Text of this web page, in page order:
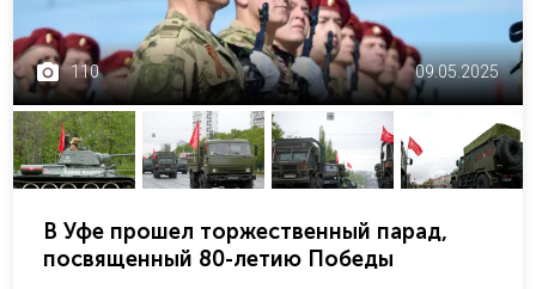
110 09.05.2025
В Уфе прошел торжественный парад,
посвященный 80-летию Победы